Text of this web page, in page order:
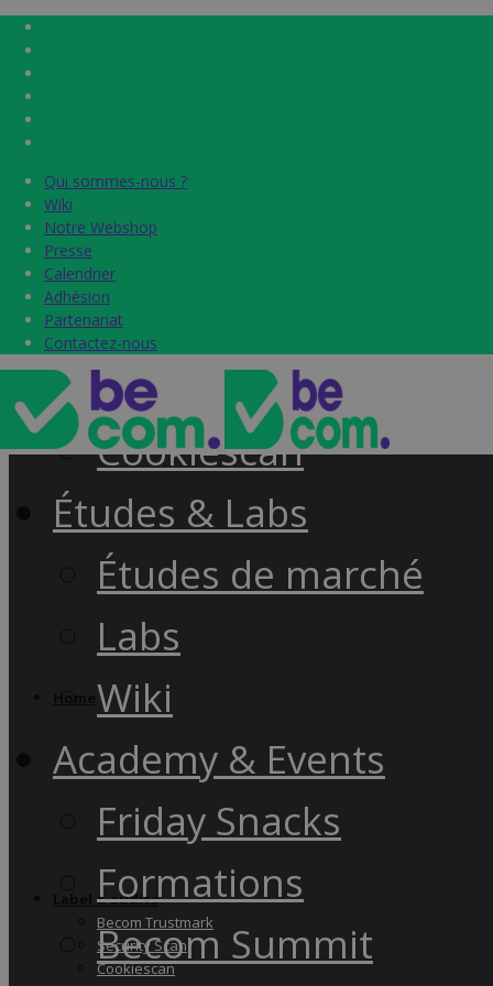
Qui sommes-nous ?
Wiki
Notre Webshop
Presse
Calendrier
Adhésion
Partenariat
Contactez-nous
Label & audits
Becom Trustmark
Security Scan
Cookiescan
Qui sommes-nous ?
Wiki
Notre Webshop
Presse
Calendrier
Adhésion
Partenariat
Contactez-nous
Home
Label & audits
Becom Trustmark
Security Scan
Cookiescan
Études & Labs
Études de marché
Labs
Wiki
Academy & Events
Friday Snacks
Formations
Becom Summit